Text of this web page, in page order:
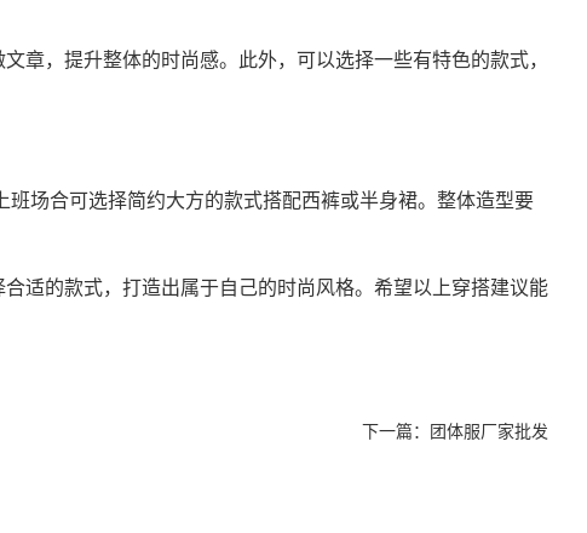
章，提升整体的时尚感。此外，可以选择一些有特色的款式，
场合可选择简约大方的款式搭配西裤或半身裙。整体造型要
适的款式，打造出属于自己的时尚风格。希望以上穿搭建议能
下一篇： 团体服厂家批发